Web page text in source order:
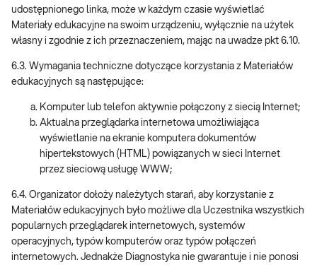
udostępnionego linka, może w każdym czasie wyświetlać
Materiały edukacyjne na swoim urządzeniu, wyłącznie na użytek
własny i zgodnie z ich przeznaczeniem, mając na uwadze pkt 6.10.
6.3. Wymagania techniczne dotyczące korzystania z Materiałów
edukacyjnych są następujące:
Komputer lub telefon aktywnie połączony z siecią Internet;
Aktualna przeglądarka internetowa umożliwiająca
wyświetlanie na ekranie komputera dokumentów
hipertekstowych (HTML) powiązanych w sieci Internet
przez sieciową usługę WWW;
6.4. Organizator dołoży należytych starań, aby korzystanie z
Materiałów edukacyjnych było możliwe dla Uczestnika wszystkich
popularnych przeglądarek internetowych, systemów
operacyjnych, typów komputerów oraz typów połączeń
internetowych. Jednakże Diagnostyka nie gwarantuje i nie ponosi